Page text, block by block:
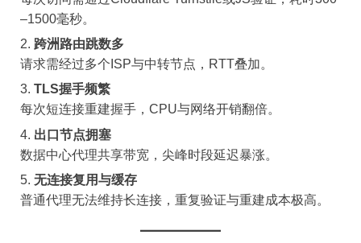
–1500毫秒。
跨洲路由跳数多
请求需经过多个ISP与中转节点，RTT叠加。
TLS握手频繁
每次短连接重建握手，CPU与网络开销翻倍。
出口节点拥塞
数据中心代理共享带宽，尖峰时段延迟暴涨。
无连接复用与缓存
普通代理无法维持长连接，重复验证与重建成本极高。